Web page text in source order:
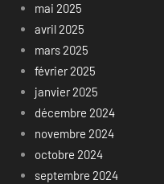
mai 2025
avril 2025
mars 2025
février 2025
janvier 2025
décembre 2024
novembre 2024
octobre 2024
septembre 2024